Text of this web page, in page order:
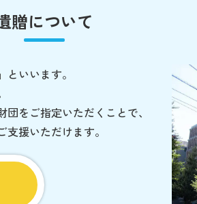
贈について
いいます。
をご指定いただくことで、
援いただけます。